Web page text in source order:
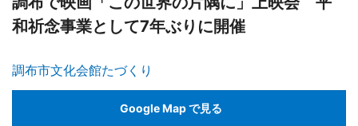
和祈念事業として7年ぶりに開催
調布市文化会館たづくり
Google Map で見る